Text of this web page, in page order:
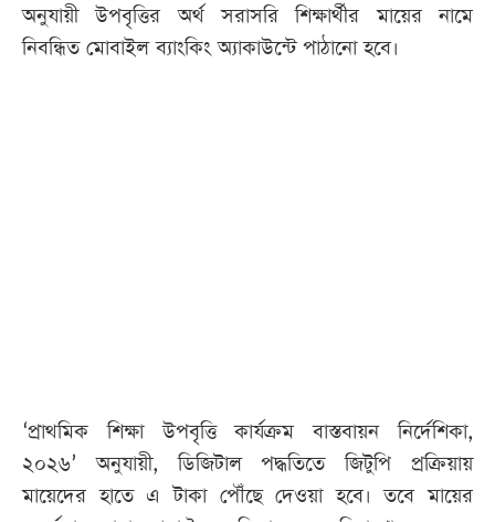
সব
বিভাগ
পেপার
অনুযায়ী উপবৃত্তির অর্থ সরাসরি শিক্ষার্থীর মায়ের নামে
নিবন্ধিত মোবাইল ব্যাংকিং অ্যাকাউন্টে পাঠানো হবে।
‘প্রাথমিক শিক্ষা উপবৃত্তি কার্যক্রম বাস্তবায়ন নির্দেশিকা,
২০২৬’ অনুযায়ী, ডিজিটাল পদ্ধতিতে জিটুপি প্রক্রিয়ায়
মায়েদের হাতে এ টাকা পৌঁছে দেওয়া হবে। তবে মায়ের